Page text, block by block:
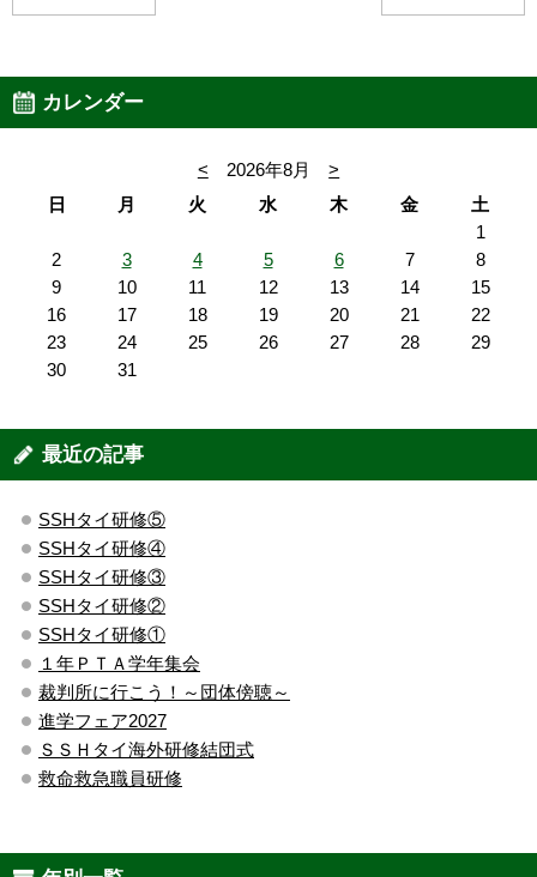
カレンダー
< 2026年8月
>
日
月 火 水 木 金
土
1
2
3 4 5 6 7
8
9
10 11 12 13 14
15
16
17 18 19 20 21
22
23
24 25 26 27 28
29
30
31
最近の記事
SSHタイ研修⑤
SSHタイ研修④
SSHタイ研修③
SSHタイ研修②
SSHタイ研修①
１年ＰＴＡ学年集会
裁判所に行こう！～団体傍聴～
進学フェア2027
ＳＳＨタイ海外研修結団式
救命救急職員研修